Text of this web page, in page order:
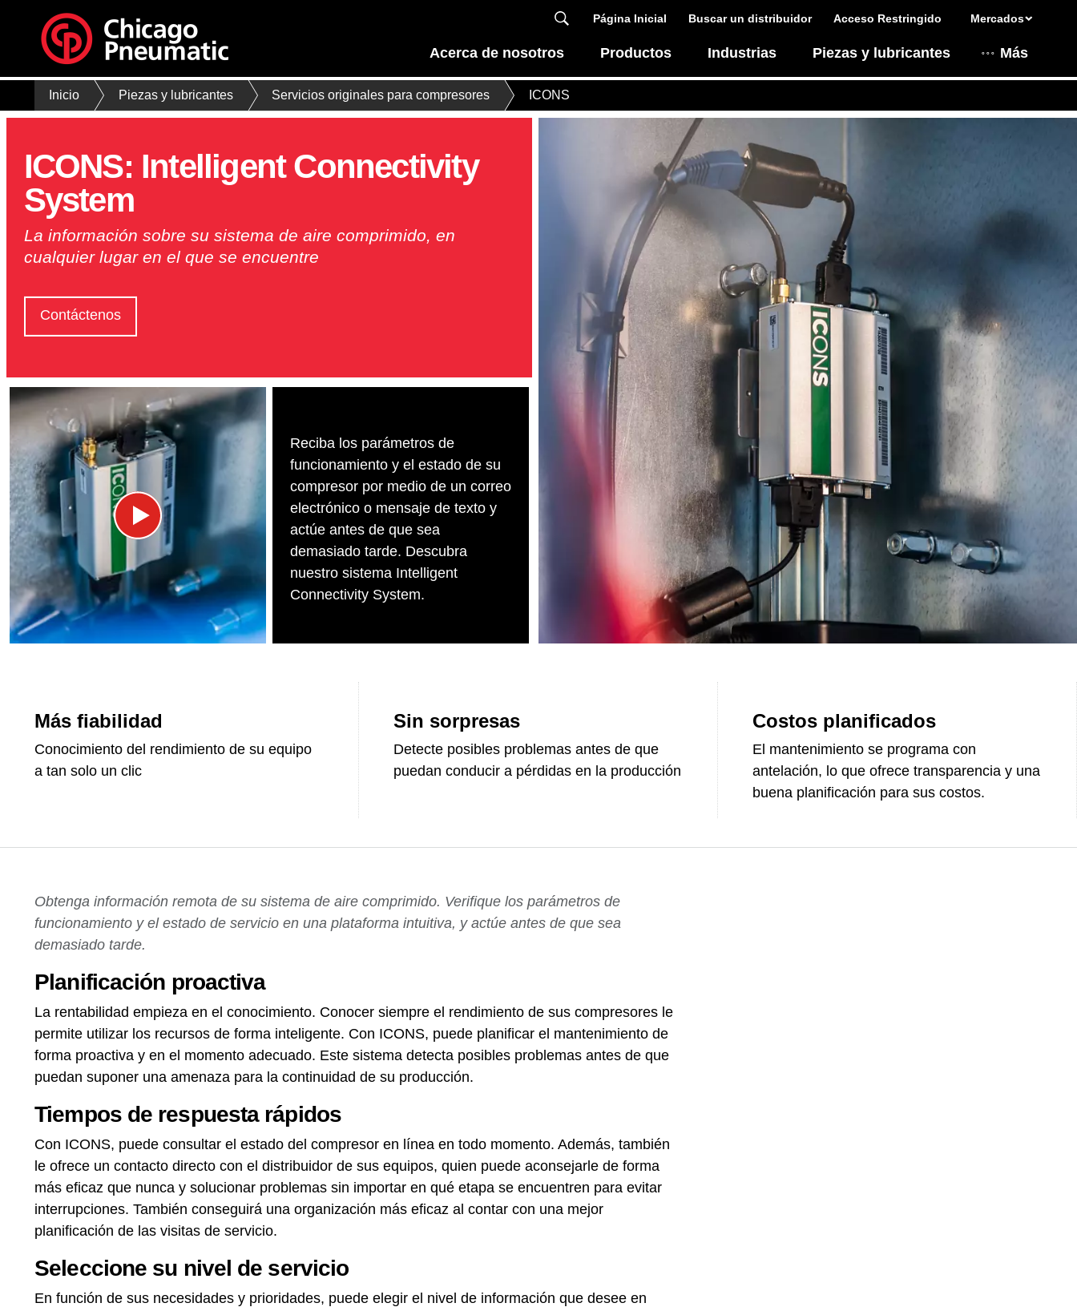
Mercados
Página Inicial Buscar un distribuidor Acceso Restringido
Más
Acerca de nosotros Productos Industrias Piezas y lubricantes
Inicio Piezas y lubricantes Servicios originales para compresores ICONS
ICONS: Intelligent Connectivity
System
La información sobre su sistema de aire comprimido, en
cualquier lugar en el que se encuentre
Contáctenos
Reciba los parámetros de
funcionamiento y el estado de su
compresor por medio de un correo
electrónico o mensaje de texto y
actúe antes de que sea
demasiado tarde. Descubra
nuestro sistema Intelligent
Connectivity System.
Más fiabilidad
Conocimiento del rendimiento de su equipo
a tan solo un clic
Sin sorpresas
Detecte posibles problemas antes de que
puedan conducir a pérdidas en la producción
Costos planificados
El mantenimiento se programa con
antelación, lo que ofrece transparencia y una
buena planificación para sus costos.
Obtenga información remota de su sistema de aire comprimido. Verifique los parámetros de
funcionamiento y el estado de servicio en una plataforma intuitiva, y actúe antes de que sea
demasiado tarde.
Planificación proactiva
La rentabilidad empieza en el conocimiento. Conocer siempre el rendimiento de sus compresores le
permite utilizar los recursos de forma inteligente. Con ICONS, puede planificar el mantenimiento de
forma proactiva y en el momento adecuado. Este sistema detecta posibles problemas antes de que
puedan suponer una amenaza para la continuidad de su producción.
Tiempos de respuesta rápidos
Con ICONS, puede consultar el estado del compresor en línea en todo momento. Además, también
le ofrece un contacto directo con el distribuidor de sus equipos, quien puede aconsejarle de forma
más eficaz que nunca y solucionar problemas sin importar en qué etapa se encuentren para evitar
interrupciones. También conseguirá una organización más eficaz al contar con una mejor
planificación de las visitas de servicio.
Seleccione su nivel de servicio
En función de sus necesidades y prioridades, puede elegir el nivel de información que desee en